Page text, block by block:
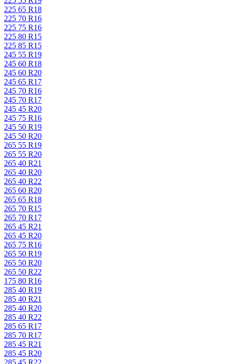
225 65 R18
225 70 R16
225 75 R16
225 80 R15
225 85 R15
245 55 R19
245 60 R18
245 60 R20
245 65 R17
245 70 R16
245 70 R17
245 45 R20
245 75 R16
245 50 R19
245 50 R20
265 55 R19
265 55 R20
265 40 R21
265 40 R20
265 40 R22
265 60 R20
265 65 R18
265 70 R15
265 70 R17
265 45 R21
265 45 R20
265 75 R16
265 50 R19
265 50 R20
265 50 R22
175 80 R16
285 40 R19
285 40 R21
285 40 R20
285 40 R22
285 65 R17
285 70 R17
285 45 R21
285 45 R20
285 45 R22